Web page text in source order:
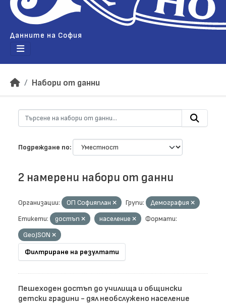
Данните на София
Набори от данни
Подреждане по
2 намерени набори от данни
Организации: ОП Софияплан Групи:
Демография
Етикети:
достъп население
Формати:
GeoJSON
Филтриране на резултати
Пешеходен достъп до училища и общински
детски градини - дял необслужено население